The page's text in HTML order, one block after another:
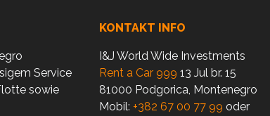
Service
sowie
KONTAKT INFO
I&J World Wide Investments
Rent a Car 999 13 Jul br. 15
81000 Podgorica, Montenegro
Mobil: +382 67 00 77 99 oder